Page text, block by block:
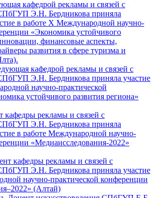
кафедрой рекламы и связей с
Э.Н. Бердникова приняла участие
научно-практической
устойчивого развития региона»
кафедры рекламы и связей с
Э.Н. Бердникова приняла участие
научно-практической конференции
(Алтай)